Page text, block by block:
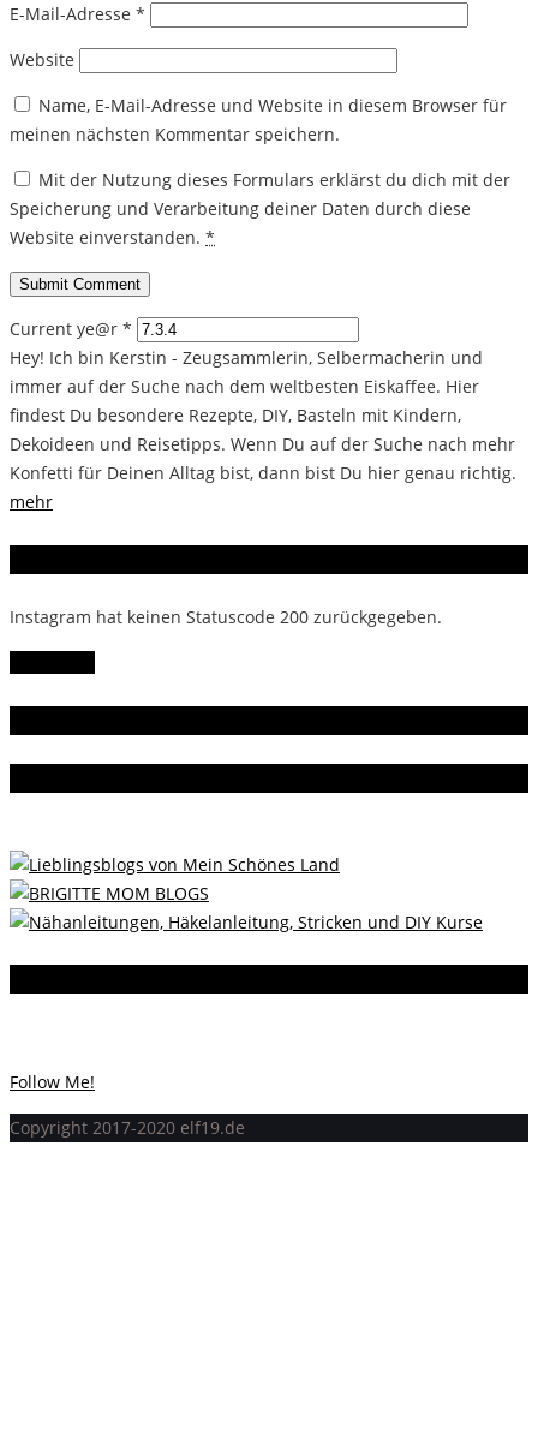
E-Mail-Adresse *
Website
Name, E-Mail-Adresse und Website in diesem Browser für
meinen nächsten Kommentar speichern.
Mit der Nutzung dieses Formulars erklärst du dich mit der
Speicherung und Verarbeitung deiner Daten durch diese
Website einverstanden. *
Current ye@r *
Hey! Ich bin Kerstin - Zeugsammlerin, Selbermacherin und
immer auf der Suche nach dem weltbesten Eiskaffee. Hier
findest Du besondere Rezepte, DIY, Basteln mit Kindern,
Dekoideen und Reisetipps. Wenn Du auf der Suche nach mehr
Konfetti für Deinen Alltag bist, dann bist Du hier genau richtig.
mehr
Instagram hat keinen Statuscode 200 zurückgegeben.
Follow Me!
Copyright 2017-2020 elf19.de